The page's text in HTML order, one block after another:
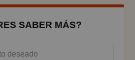
SABER MÁS?